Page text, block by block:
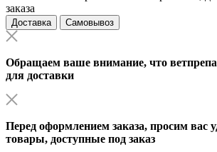
заказа
Доставка Самовывоз
Обращаем ваше внимание, что
для доставки
Перед оформлением заказа, просим вас
товары, доступные под заказ